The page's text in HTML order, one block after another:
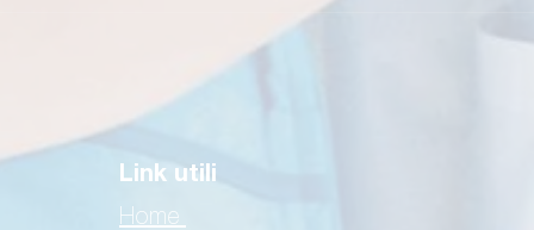
Link utili
Home